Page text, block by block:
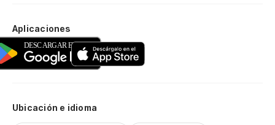
Aplicaciones
Ubicación e idioma